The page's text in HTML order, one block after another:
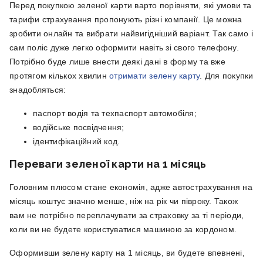
Перед покупкою зеленої карти варто порівняти, які умови та
тарифи страхування пропонують різні компанії. Це можна
зробити онлайн та вибрати найвигідніший варіант. Так само і
сам поліс дуже легко оформити навіть зі свого телефону.
Потрібно буде лише внести деякі дані в форму та вже
протягом кількох хвилин отримати зелену карту. Для покупки
знадобляться:
паспорт водія та техпаспорт автомобіля;
водійське посвідчення;
ідентифікаційний код.
Переваги зеленої карти на 1 місяць
Головним плюсом стане економія, адже автострахування на
місяць коштує значно менше, ніж на рік чи півроку. Також
вам не потрібно переплачувати за страховку за ті періоди,
коли ви не будете користуватися машиною за кордоном.
Оформивши зелену карту на 1 місяць, ви будете впевнені,